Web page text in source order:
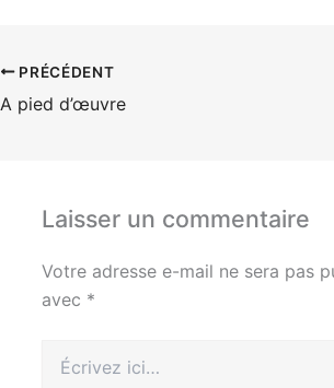
PRÉCÉDENT
A pied d’œuvre
Laisser un commentaire
Votre adresse e-mail ne sera pas
avec *
ici…